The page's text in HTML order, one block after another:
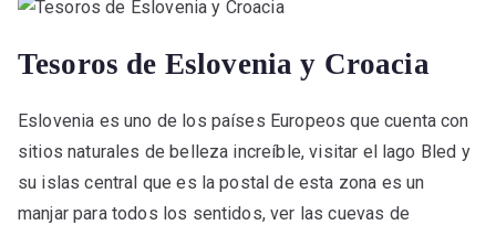
Tesoros de Eslovenia y Croacia
Eslovenia es uno de los países Europeos que cuenta con
sitios naturales de belleza increíble, visitar el lago Bled y
su islas central que es la postal de esta zona es un
manjar para todos los sentidos, ver las cuevas de